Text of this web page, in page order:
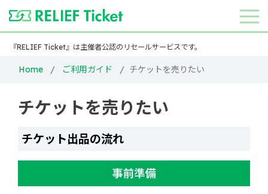
『RELIEF Ticket』は主催者公認のリセールサービスです。
Home ご利用ガイド チケットを売りたい
チケットを売りたい
チケット出品の流れ